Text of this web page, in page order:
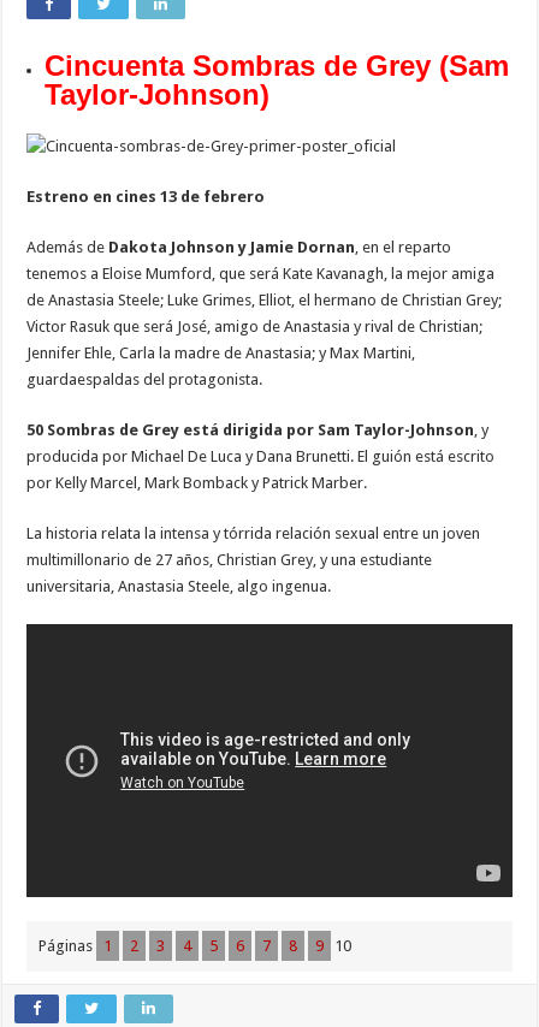
Cincuenta Sombras de Grey (Sam
Taylor-Johnson)
Estreno en cines 13 de febrero
Además de Dakota Johnson y Jamie Dornan, en el reparto
tenemos a Eloise Mumford, que será Kate Kavanagh, la mejor amiga
de Anastasia Steele; Luke Grimes, Elliot, el hermano de Christian Grey;
Victor Rasuk que será José, amigo de Anastasia y rival de Christian;
Jennifer Ehle, Carla la madre de Anastasia; y Max Martini,
guardaespaldas del protagonista.
50 Sombras de Grey está dirigida por Sam Taylor-Johnson, y
producida por Michael De Luca y Dana Brunetti. El guión está escrito
por Kelly Marcel, Mark Bomback y Patrick Marber.
La historia relata la intensa y tórrida relación sexual entre un joven
multimillonario de 27 años, Christian Grey, y una estudiante
universitaria, Anastasia Steele, algo ingenua.
Páginas 1 2 3 4 5 6 7 8 9 10